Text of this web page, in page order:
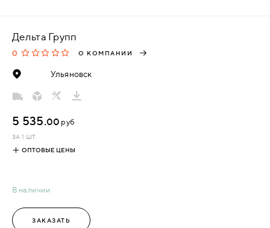
Дельта Групп
0 О КОМПАНИИ
Ульяновск
В наличии
5 535.00 руб
ЗА 1 ШТ.
ОПТОВЫЕ ЦЕНЫ
ЗАКАЗАТЬ